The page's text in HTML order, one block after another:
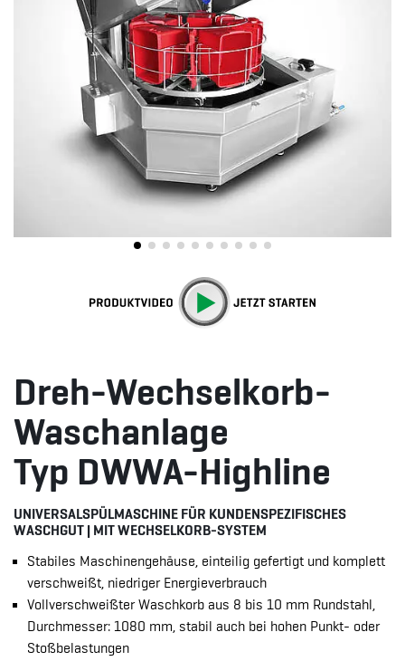
Dreh-Wechselkorb-
Waschanlage
Typ DWWA-Highline
UNIVERSALSPÜLMASCHINE FÜR KUNDENSPEZIFISCHES
WASCHGUT | MIT WECHSELKORB-SYSTEM
Stabiles Maschinengehäuse, einteilig gefertigt und komplett
verschweißt, niedriger Energieverbrauch
Vollverschweißter Waschkorb aus 8 bis 10 mm Rundstahl,
Durchmesser: 1080 mm, stabil auch bei hohen Punkt- oder
Stoßbelastungen